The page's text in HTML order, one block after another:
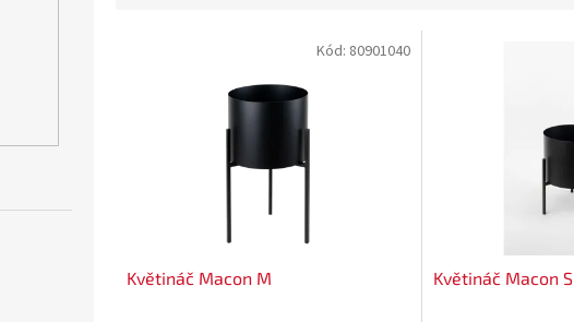
Květináč Macon M
Kód: 80901040
Květináč Macon S